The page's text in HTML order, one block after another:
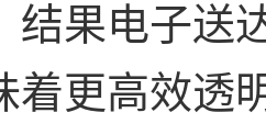
结果电子送
着更高效透